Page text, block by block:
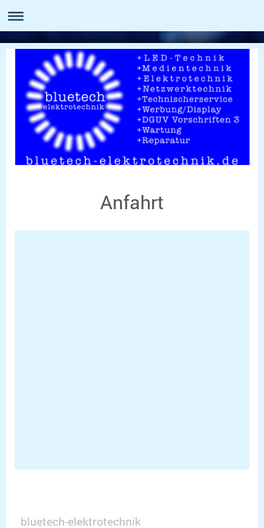
Anfahrt
bluetech-elektrotechnik